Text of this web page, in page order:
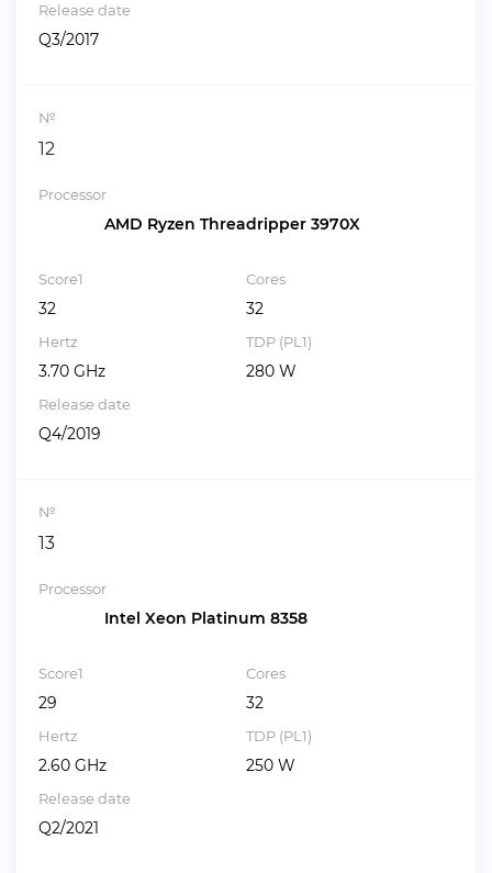
Release date
Q3/2017
№
12
Processor
AMD Ryzen Threadripper 3970X
Score1
32
Cores
32
Hertz
3.70 GHz
TDP (PL1)
280 W
Release date
Q4/2019
№
13
Processor
Intel Xeon Platinum 8358
Score1
29
Cores
32
Hertz
2.60 GHz
TDP (PL1)
250 W
Release date
Q2/2021